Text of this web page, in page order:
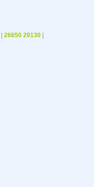
26650 29130